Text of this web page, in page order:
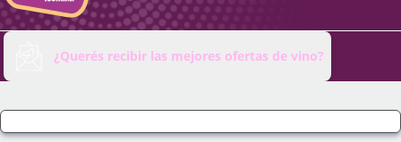
¿Querés recibir las mejores ofertas de vino?